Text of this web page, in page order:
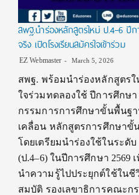
สพฐ.นำร่องหลักสูตรใหม่ ป.4–6 ปี
จริง เปิดโรงเรียนสมัครใจเข้าร่วม
EZ Webmaster March 5, 2026
สพฐ. พร้อมนำร่องหลักสูตรใ
ใจร่วมทดลองใช้ ปีการศึกษ
กรรมการการศึกษาขั้นพื้นฐ
เคลื่อน หลักสูตรการศึกษาขั้
โดยเตรียมนำร่องใช้ในระดั
(ป.4–6) ในปีการศึกษา 2569
นำความรู้ไปประยุกต์ใช้ใน
สมบัติ รองเลขาธิการคณะก